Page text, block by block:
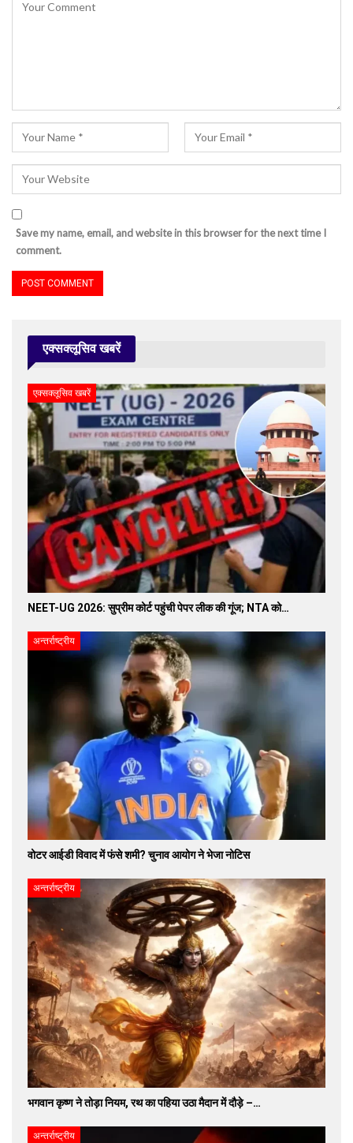
Save my name, email, and website in this browser for the next time I
comment.
एक्सक्लूसिव खबरें
एक्सक्लूसिव खबरें
NEET-UG 2026: सुप्रीम कोर्ट पहुंची पेपर लीक की गूंज; NTA को…
अन्तर्राष्ट्रीय
वोटर आईडी विवाद में फंसे शमी? चुनाव आयोग ने भेजा नोटिस
अन्तर्राष्ट्रीय
भगवान कृष्ण ने तोड़ा नियम, रथ का पहिया उठा मैदान में दौड़े –…
अन्तर्राष्ट्रीय